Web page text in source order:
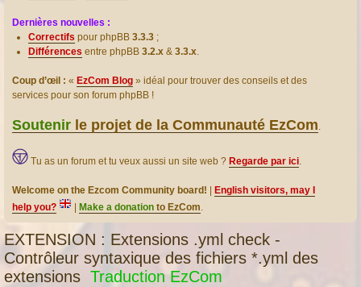
Dernières nouvelles :
Correctifs pour phpBB 3.3.3 ;
Différences entre phpBB 3.2.x & 3.3.x.
Coup d’œil : « EzCom Blog » idéal pour trouver des conseils et des
services pour son forum phpBB !
Soutenir le projet de la Communauté EzCom.
Tu as un forum et tu veux aussi un site web ? Regarde par ici.
Welcome on the Ezcom Community board!
English visitors, may I
help you?
Make a donation to EzCom.
EXTENSION : Extensions .yml check -
Contrôleur syntaxique des fichiers *.yml des
extensions Traduction EzCom